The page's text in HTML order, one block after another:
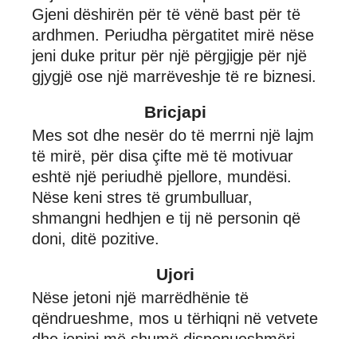
Gjeni dëshirën për të vënë bast për të
ardhmen. Periudha përgatitet mirë nëse
jeni duke pritur për një përgjigje për një
gjygjë ose një marrëveshje të re biznesi.
Bricjapi
Mes sot dhe nesër do të merrni një lajm
të mirë, për disa çifte më të motivuar
eshtë një periudhë pjellore, mundësi.
Nëse keni stres të grumbulluar,
shmangni hedhjen e tij në personin që
doni, ditë pozitive.
Ujori
Nëse jetoni një marrëdhënie të
qëndrueshme, mos u tërhiqni në vetvete